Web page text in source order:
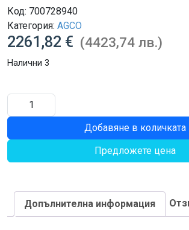
Код: 700728940
Категория: AGCO
2261,82 € (4423,74 лв.)
Налични 3
количество
за
Добавяне в количката
Предложете цена
Допълнителна информация